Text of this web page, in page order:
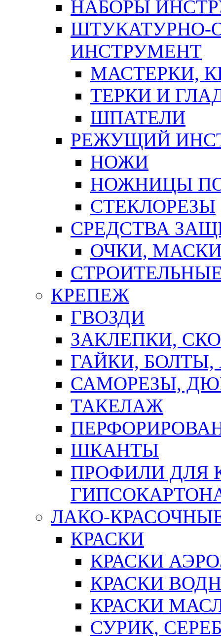
НАБОРЫ
ШТУКАТУРНО-
ИНСТРУМЕНТ
МАСТЕРКИ,
ТЕРКИ И
ШПАТЕЛИ
РЕЖУЩИЙ
НОЖИ
НОЖНИЦЫ
СТЕКЛОРЕЗЫ
СРЕДСТВА
ОЧКИ,
КРЕПЕЖ
ГВОЗДИ
ЗАКЛЕПКИ,
ГАЙКИ,
САМОРЕЗЫ,
ТАКЕЛАЖ
ШКАНТЫ
ПРОФИЛИ ДЛЯ
ЛАКО-
КРАСКИ
КРАСКИ
КРАСКИ
КРАСКИ
СУРИК,